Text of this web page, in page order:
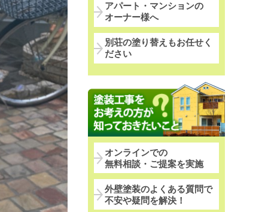
アパート・マンションの
オーナー様へ
別荘の塗り替えもお任せく
ださい
オンラインでの
無料相談・ご提案を実施
外壁塗装のよくある質問で
不安や疑問を解決！